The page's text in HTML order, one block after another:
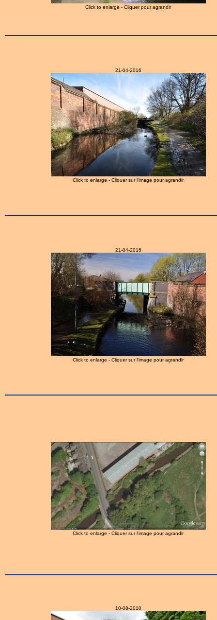
Click to enlarge - Cliquer pour agrandir
21-04-2016
Click to enlarge - Cliquer sur l'image pour agrandir
21-04-2016
Click to enlarge - Cliquer sur l'image pour agrandir
Click to enlarge - Cliquer sur l'image pour agrandir
10-08-2010